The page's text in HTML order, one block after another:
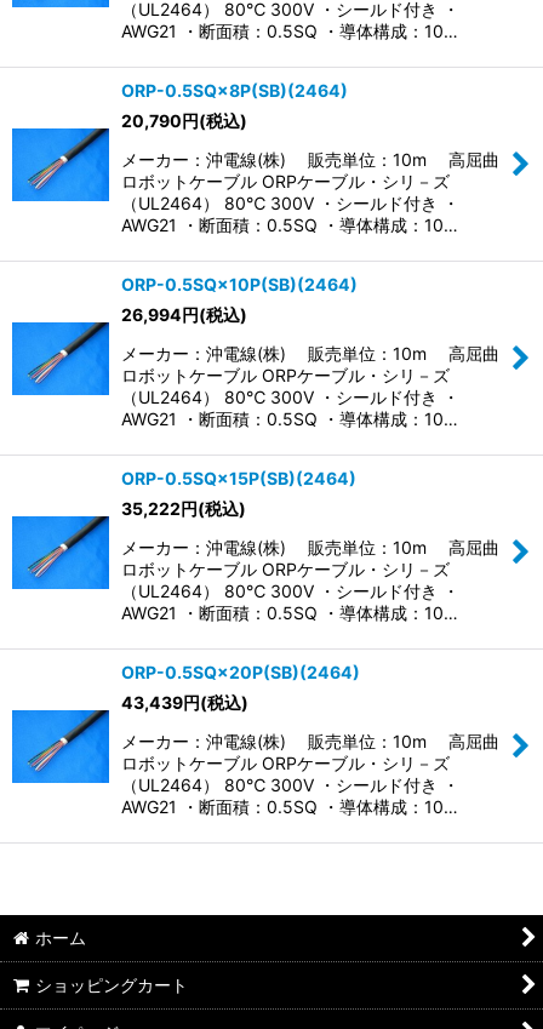
（UL2464） 80℃ 300V ・シールド付き ・
AWG21 ・断面積：0.5SQ ・導体構成：10…
ORP-0.5SQ×8P(SB)(2464)
20,790円(税込)
メーカー：沖電線(株) 販売単位：10m 高屈曲
ロボットケーブル ORPケーブル・シリ－ズ
（UL2464） 80℃ 300V ・シールド付き ・
AWG21 ・断面積：0.5SQ ・導体構成：10…
ORP-0.5SQ×10P(SB)(2464)
26,994円(税込)
メーカー：沖電線(株) 販売単位：10m 高屈曲
ロボットケーブル ORPケーブル・シリ－ズ
（UL2464） 80℃ 300V ・シールド付き ・
AWG21 ・断面積：0.5SQ ・導体構成：10…
ORP-0.5SQ×15P(SB)(2464)
35,222円(税込)
メーカー：沖電線(株) 販売単位：10m 高屈曲
ロボットケーブル ORPケーブル・シリ－ズ
（UL2464） 80℃ 300V ・シールド付き ・
AWG21 ・断面積：0.5SQ ・導体構成：10…
ORP-0.5SQ×20P(SB)(2464)
43,439円(税込)
メーカー：沖電線(株) 販売単位：10m 高屈曲
ロボットケーブル ORPケーブル・シリ－ズ
（UL2464） 80℃ 300V ・シールド付き ・
AWG21 ・断面積：0.5SQ ・導体構成：10…
ホーム
ショッピングカート